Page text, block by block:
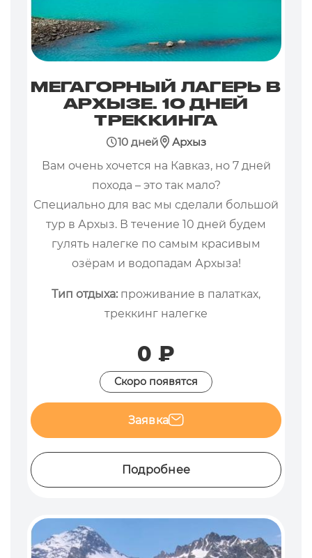
МЕГАГОРНЫЙ ЛАГЕРЬ В
АРХЫЗЕ. 10 ДНЕЙ
ТРЕККИНГА
10 дней
Архыз
Вам очень хочется на Кавказ, но 7 дней
похода – это так мало?
Специально для вас мы сделали большой
тур в Архыз. В течение 10 дней будем
гулять налегке по самым красивым
озёрам и водопадам Архыза!
Тип отдыха: проживание в палатках,
треккинг налегке
0 ₽
Скоро появятся
Подробнее
Заявка